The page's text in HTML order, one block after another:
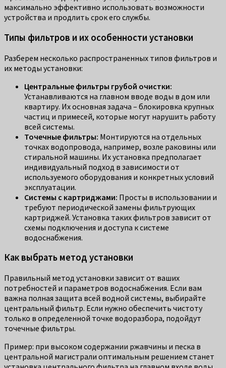
максимально эффективно использовать возможности
устройства и продлить срок его службы.
Типы фильтров и их особенности установки
Разберем несколько распространенных типов фильтров и
их методы установки:
Центральные фильтры грубой очистки:
Устанавливаются на главном вводе воды в дом или
квартиру. Их основная задача – блокировка крупных
частиц и примесей, которые могут нарушить работу
всей системы.
Точечные фильтры: Монтируются на отдельных
точках водопровода, например, возле раковины или
стиральной машины. Их установка предполагает
индивидуальный подход в зависимости от
используемого оборудования и конкретных условий
эксплуатации.
Системы с картриджами: Просты в использовании и
требуют периодической замены фильтрующих
картриджей. Установка таких фильтров зависит от
схемы подключения и доступа к системе
водоснабжения.
Как выбрать метод установки
Правильный метод установки зависит от ваших
потребностей и параметров водоснабжения. Если вам
важна полная защита всей водной системы, выбирайте
центральный фильтр. Если нужно обеспечить чистоту
только в определенной точке водоразбора, подойдут
точечные фильтры.
Пример: при высоком содержании ржавчины и песка в
центральной магистрали оптимальным решением станет